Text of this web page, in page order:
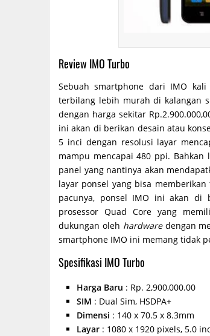
Review IMO Turbo
Sebuah smartphone dari IMO
terbilang lebih murah di kalangan
dengan harga sekitar
ini akan di berikan desain atau
5 inci dengan resolusi layar
mampu mencapai 480 ppi.
panel yang nantinya akan
layar ponsel yang bisa
pacunya, ponsel IMO ini akan di
prosessor Quad Core yang
dukungan oleh hardwaredengan
smartphone IMO ini memang tidak
Spesifikasi IMO Turbo
Harga Baru : Rp. 2,900,000.00
SIM : Dual Sim, HSDPA+
Dimensi : 140 x 70.5 x 8.3mm
Layar : 1080 x 1920 pixels, 5.0